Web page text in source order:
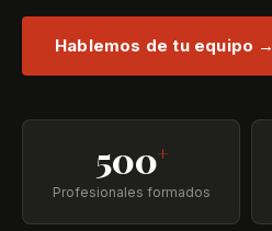
Hablemos de tu equipo →
500+
Profesionales formados